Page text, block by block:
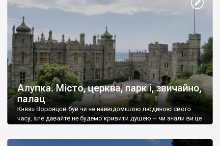
Алупка. Місто, церква, парк і, звичайно,
палац
Князь Воронцов був чи не найвідомішою людиною свого
часу, але давайте не будемо кривити душею – чи знали ви це